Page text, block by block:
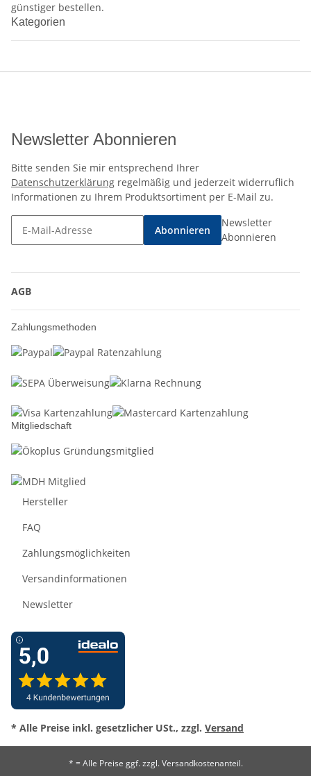
günstiger bestellen.
Kategorien
Newsletter Abonnieren
Bitte senden Sie mir entsprechend Ihrer
Datenschutzerklärung regelmäßig und jederzeit widerruflich
Informationen zu Ihrem Produktsortiment per E-Mail zu.
Abonnieren
Newsletter
Abonnieren
AGB
Zahlungsmethoden
Mitgliedschaft
Hersteller
FAQ
Zahlungsmöglichkeiten
Versandinformationen
Newsletter
* Alle Preise inkl. gesetzlicher USt., zzgl. Versand
* = Alle Preise ggf. zzgl. Versandkostenanteil.